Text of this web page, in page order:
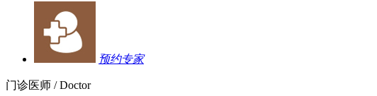
预约专家
门诊医师 / Doctor